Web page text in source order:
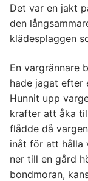
Det var en jakt
den
klädesplaggen
En vargrännare
hade jagat efter
Hunnit upp
krafter att åka
flådde då
inåt för att hålla
ner till en gård
bondmoran,